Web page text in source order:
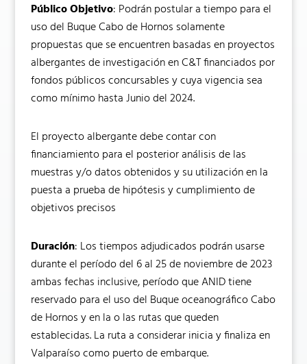
Público Objetivo: Podrán postular a tiempo para el
uso del Buque Cabo de Hornos solamente
propuestas que se encuentren basadas en proyectos
albergantes de investigación en C&T financiados por
fondos públicos concursables y cuya vigencia sea
como mínimo hasta Junio del 2024.
El proyecto albergante debe contar con
financiamiento para el posterior análisis de las
muestras y/o datos obtenidos y su utilización en la
puesta a prueba de hipótesis y cumplimiento de
objetivos precisos
Duración: Los tiempos adjudicados podrán usarse
durante el período del 6 al 25 de noviembre de 2023
ambas fechas inclusive, período que ANID tiene
reservado para el uso del Buque oceanográfico Cabo
de Hornos y en la o las rutas que queden
establecidas. La ruta a considerar inicia y finaliza en
Valparaíso como puerto de embarque.